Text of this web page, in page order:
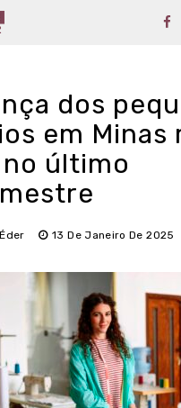
dos
em Minas
último
13 De Janeiro De 2025